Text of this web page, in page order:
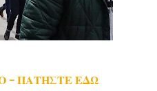
- ΠΑΤΗΣΤΕ ΕΔΩ